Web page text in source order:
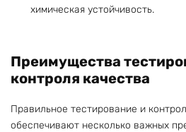
химическая устойчивость.
Преимущества
контроля качества
Правильное тестирование и
обеспечивают несколько важных